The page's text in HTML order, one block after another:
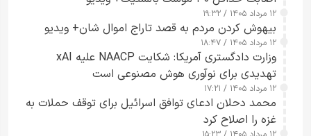
۱۲ مرداد ۱۴۰۵ / ۱۹:۳۲
بیهوش کردن مردم به قصد تاراج اموال شان+ ویدیو
۱۲ مرداد ۱۴۰۵ / ۱۸:۴۷
وزارت دادگستری آمریکا: شکایت NAACP علیه xAI
تهدیدی برای نوآوری هوش مصنوعی است
۱۲ مرداد ۱۴۰۵ / ۱۷:۲۱
محمد دحلان ادعای توافق اسرائیل برای توقف حملات به
غزه را اصلاح کرد